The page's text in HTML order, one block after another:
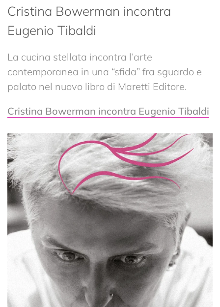
Cristina Bowerman incontra
Eugenio Tibaldi
La cucina stellata incontra l’arte
contemporanea in una “sfida” fra sguardo e
palato nel nuovo libro di Maretti Editore.
Cristina Bowerman incontra Eugenio Tibaldi